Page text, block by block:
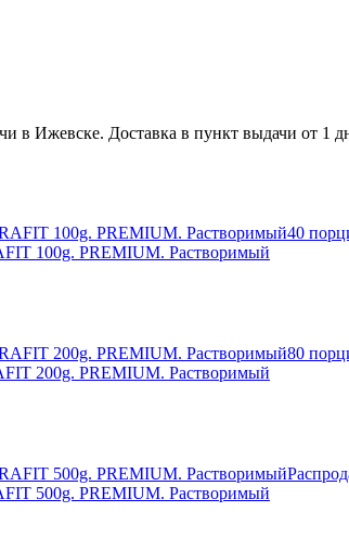
в Ижевске. Доставка в пункт выдачи от
40
100g. PREMIUM. Растворимый
80
200g. PREMIUM. Растворимый
500g. PREMIUM. Растворимый